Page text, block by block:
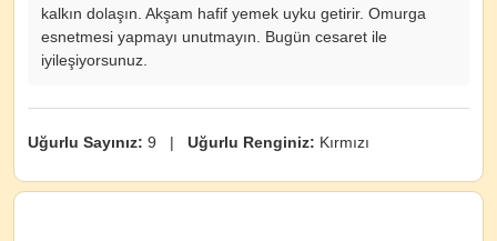
kalkın dolaşın. Akşam hafif yemek uyku getirir. Omurga
esnetmesi yapmayı unutmayın. Bugün cesaret ile
iyileşiyorsunuz.
Uğurlu Sayınız: 9 | Uğurlu Renginiz: Kırmızı